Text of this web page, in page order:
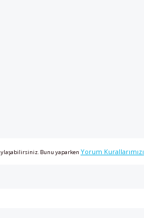
Bunu yaparkenYorum Kurallarımızı